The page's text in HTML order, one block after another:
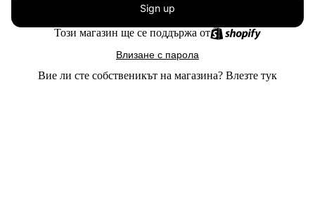
Sign up
Този магазин ще се поддържа от
Влизане с парола
Вие ли сте собственикът на магазина? Влезте тук